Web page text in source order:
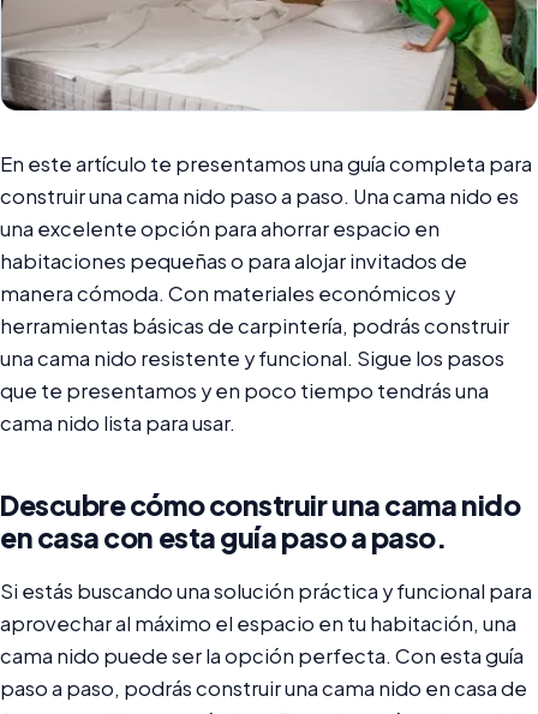
En este artículo te presentamos una guía completa para
construir una cama nido paso a paso. Una cama nido es
una excelente opción para ahorrar espacio en
habitaciones pequeñas o para alojar invitados de
manera cómoda. Con materiales económicos y
herramientas básicas de carpintería, podrás construir
una cama nido resistente y funcional. Sigue los pasos
que te presentamos y en poco tiempo tendrás una
cama nido lista para usar.
Descubre cómo construir una cama nido
en casa con esta guía paso a paso.
Si estás buscando una solución práctica y funcional para
aprovechar al máximo el espacio en tu habitación, una
cama nido puede ser la opción perfecta. Con esta guía
paso a paso, podrás construir una cama nido en casa de